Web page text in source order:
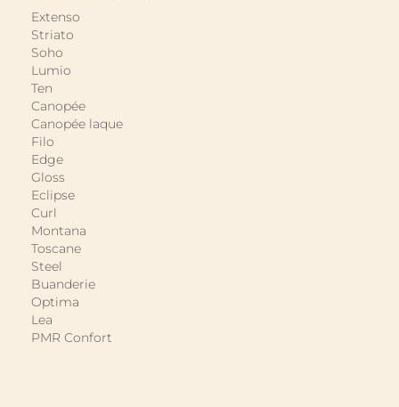
Extenso
Striato
Soho
Lumio
Ten
Canopée
Canopée laque
Filo
Edge
Gloss
Eclipse
Curl
Montana
Toscane
Steel
Buanderie
Optima
Lea
PMR Confort